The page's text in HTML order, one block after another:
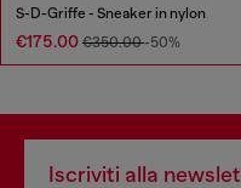
S-D-Griffe - Sneaker in nylon
€175.00 €350.00-50%
Iscriviti alla